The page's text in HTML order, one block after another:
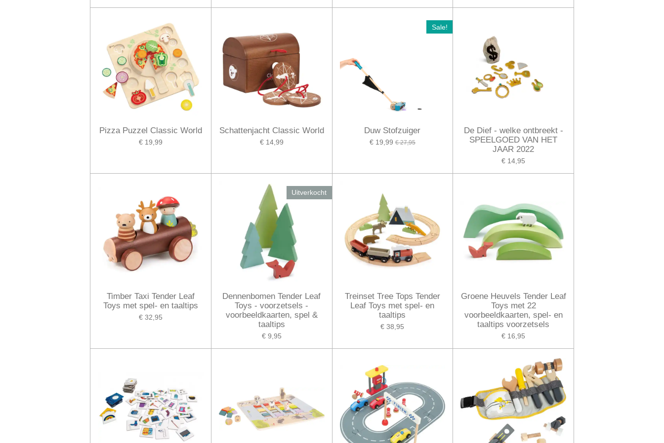
Pizza Puzzel Classic World
€ 19,99
Schattenjacht Classic World
€ 14,99
Sale!
Duw Stofzuiger
€ 19,99 € 27,95
De Dief - welke ontbreekt -
SPEELGOED VAN HET
JAAR 2022
€ 14,95
Timber Taxi Tender Leaf
Toys met spel- en taaltips
€ 32,95
Uitverkocht
Dennenbomen Tender Leaf
Toys - voorzetsels -
voorbeeldkaarten, spel &
taaltips
€ 9,95
Treinset Tree Tops Tender
Leaf Toys met spel- en
taaltips
€ 38,95
Groene Heuvels Tender Leaf
Toys met 22
voorbeeldkaarten, spel- en
taaltips voorzetsels
€ 16,95